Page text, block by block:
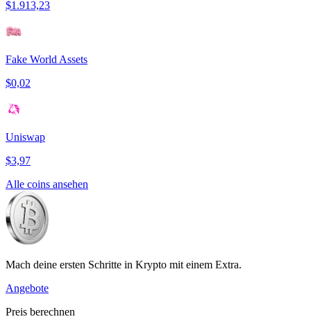
$1.913,23
Fake World Assets
$0,02
Uniswap
$3,97
Alle coins ansehen
Mach deine ersten Schritte in Krypto mit einem Extra.
Angebote
Preis berechnen